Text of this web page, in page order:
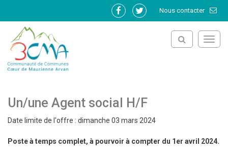
Nous contacter
Lien
Lien
Un/une Agent social H/F
Date limite de l'offre : dimanche 03 mars 2024
Poste à temps complet, à pourvoir à compter du 1er avril 2024.